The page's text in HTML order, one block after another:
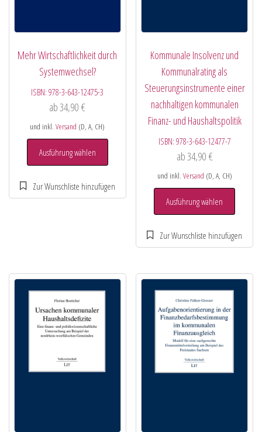
Mehr Wirtschaftlichkeit durch
Systemwechsel?
ISBN:978-3-643-12475-3
ab34,90€
und inkl.Versand (D, A, CH)
Ausführung wählen
Kommunale Insolvenz und
Kommunalrating als
Steuerungsinstrumente einer
nachhaltigen kommunalen
Finanz- und Haushaltspolitik
ISBN: 978-3-643-12477-7
ab34,90 €
und inkl. Versand (D, A, CH)
Ausführung wählen